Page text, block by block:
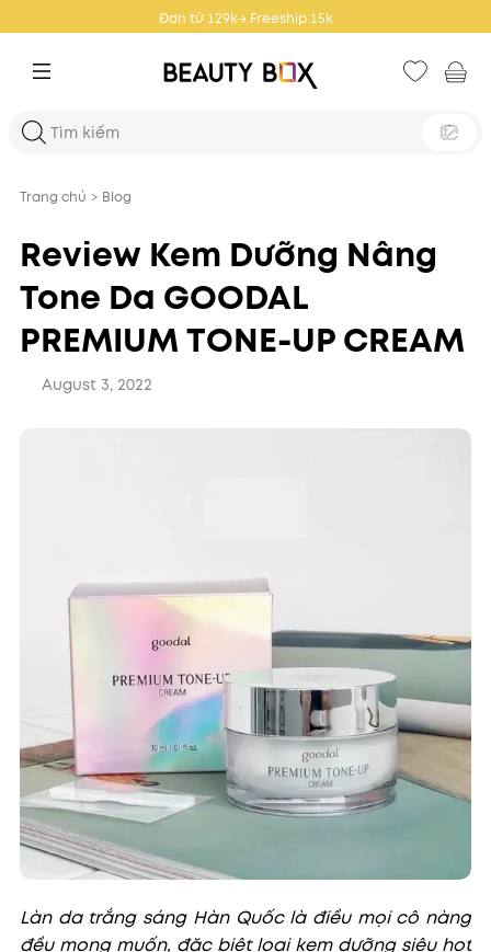
Đơn từ 359k → Freeship 25k
Trang chủ > Blog
Review Kem Dưỡng Nâng
Tone Da GOODAL
PREMIUM TONE-UP CREAM
August 3, 2022
Làn da trắng sáng Hàn Quốc là điều mọi cô nàng
đều mong muốn, đặc biệt loại kem dưỡng siêu hot